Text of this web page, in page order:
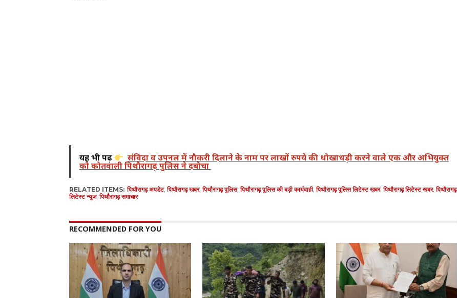
यह भी पढ़ें संविदा व उपनल में नौकरी दिलाने के नाम पर लाखों रुपये की धोखाधड़ी करने वाले एक और अभियुक्त
को कोतवाली पिथौरागढ़ पुलिस ने दबोचा
RELATED ITEMS: पिथौरागढ़ अपडेट,पिथौरागढ़ खबर,पिथौरागढ़ पुलिस,पिथौरागढ़ पुलिस की बड़ी कार्यवाही,पिथौरागढ़ पुलिस लिटेस्ट खबर,पिथौरागढ़ लिटेस्ट खबर,पिथौरागढ़
लिटेस्ट न्यूज,पिथौरागढ़ समाचार
RECOMMENDED FOR YOU